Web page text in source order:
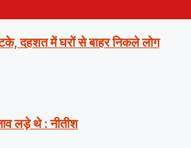
दहशत में घरों से बाहर निकले लोग
लड़े थे : नीतीश